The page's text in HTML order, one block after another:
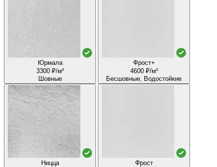
Юрмала
3300 ₽/м²
Шовные
Фрост+
4600 ₽/м²
Бесшовные, Водостойкие
Ницца
Фрост